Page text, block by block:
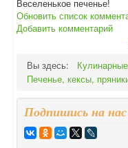
Веселенькое печенье!
Обновить список
Добавить комментарий
Вы здесь:
Печенье, кексы,
Подпишись на